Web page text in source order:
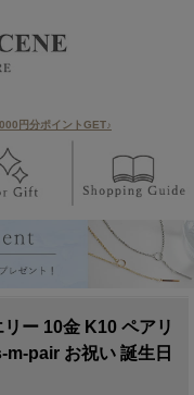
円分ポイントGET♪
ー 10金 K10 ペアリ
pair お祝い 誕生日